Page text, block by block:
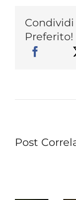
Condividi
Preferito!
Post